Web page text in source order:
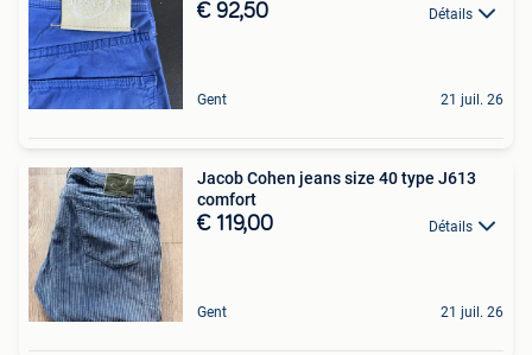
€ 92,50 Détails
Gent 21 juil. 26
Jacob Cohen jeans size 40 type J613
comfort
€ 119,00 Détails
Gent 21 juil. 26